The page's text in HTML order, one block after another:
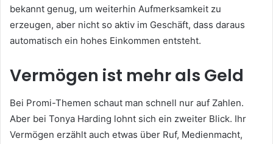
bekannt genug, um weiterhin Aufmerksamkeit zu
erzeugen, aber nicht so aktiv im Geschäft, dass daraus
automatisch ein hohes Einkommen entsteht.
Vermögen ist mehr als Geld
Bei Promi-Themen schaut man schnell nur auf Zahlen.
Aber bei Tonya Harding lohnt sich ein zweiter Blick. Ihr
Vermögen erzählt auch etwas über Ruf, Medienmacht,